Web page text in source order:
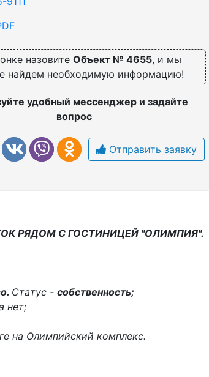
назовите Объект № 4655, и мы
найдем необходимую информацию!
удобный мессенджер и задайте
вопрос
Отправить заявку
РЯДОМ С ГОСТИНИЦЕЙ "ОЛИМПИЯ".
Cтaтус - собственность;
нет;
на Олимпийский комплекс.